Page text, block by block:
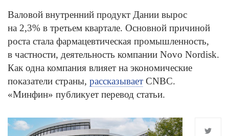
Валовой внутренний продукт Дании вырос
на 2,3% в третьем квартале. Основной причиной
роста стала фармацевтическая промышленность,
в частности, деятельность компании Novo Nordisk.
Как одна компания влияет на экономические
показатели страны, рассказывает CNBC.
«Минфин» публикует перевод статьи.